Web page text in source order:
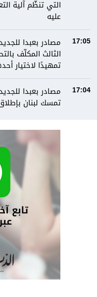
التي تنظّم آلية
عليه
17:05
مصادر بعبدا
الثالث المكلّف
تمهيدًا لاختيار
17:04
مصادر بعبدا
تمسك لبنان